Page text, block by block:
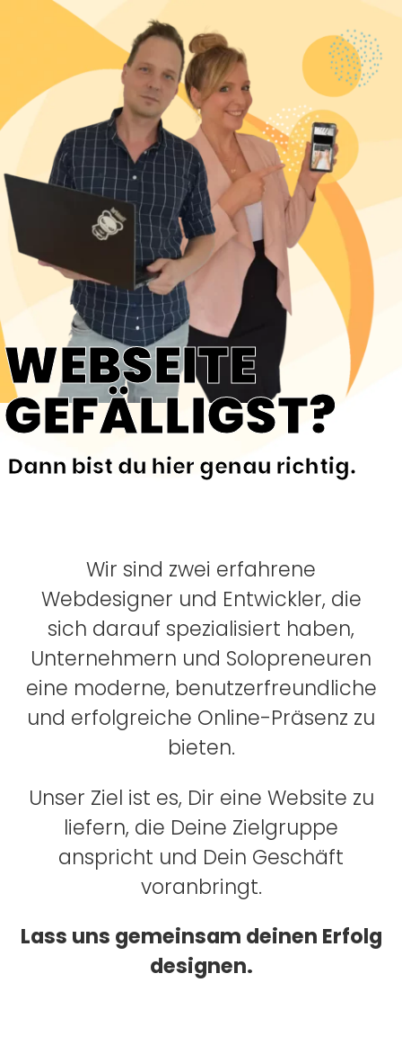
WEBSEITE
GEFÄLLIGST?
Dann bist du hier genau richtig.
Wir sind zwei erfahrene
Webdesigner und Entwickler, die
sich darauf spezialisiert haben,
Unternehmern und Solopreneuren
eine moderne, benutzerfreundliche
und erfolgreiche Online-Präsenz zu
bieten.
Unser Ziel ist es, Dir eine Website zu
liefern, die Deine Zielgruppe
anspricht und Dein Geschäft
voranbringt.
Lass uns gemeinsam deinen Erfolg
designen.